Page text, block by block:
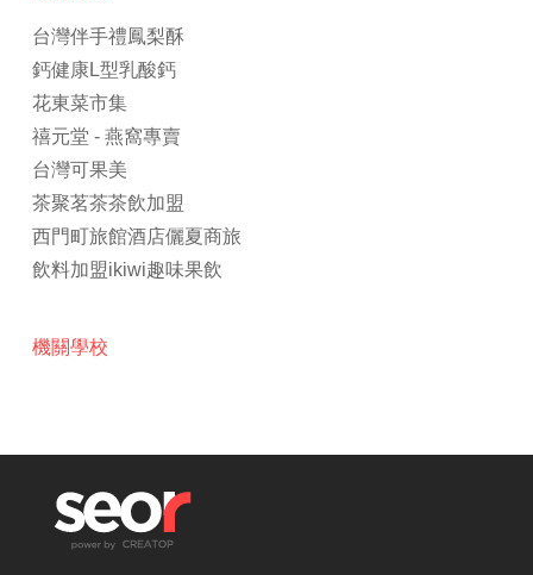
台灣伴手禮鳳梨酥
鈣健康L型乳酸鈣
花東菜市集
禧元堂 - 燕窩專賣
台灣可果美
茶聚茗茶茶飲加盟
西門町旅館酒店儷夏商旅
飲料加盟ikiwi趣味果飲
機關學校